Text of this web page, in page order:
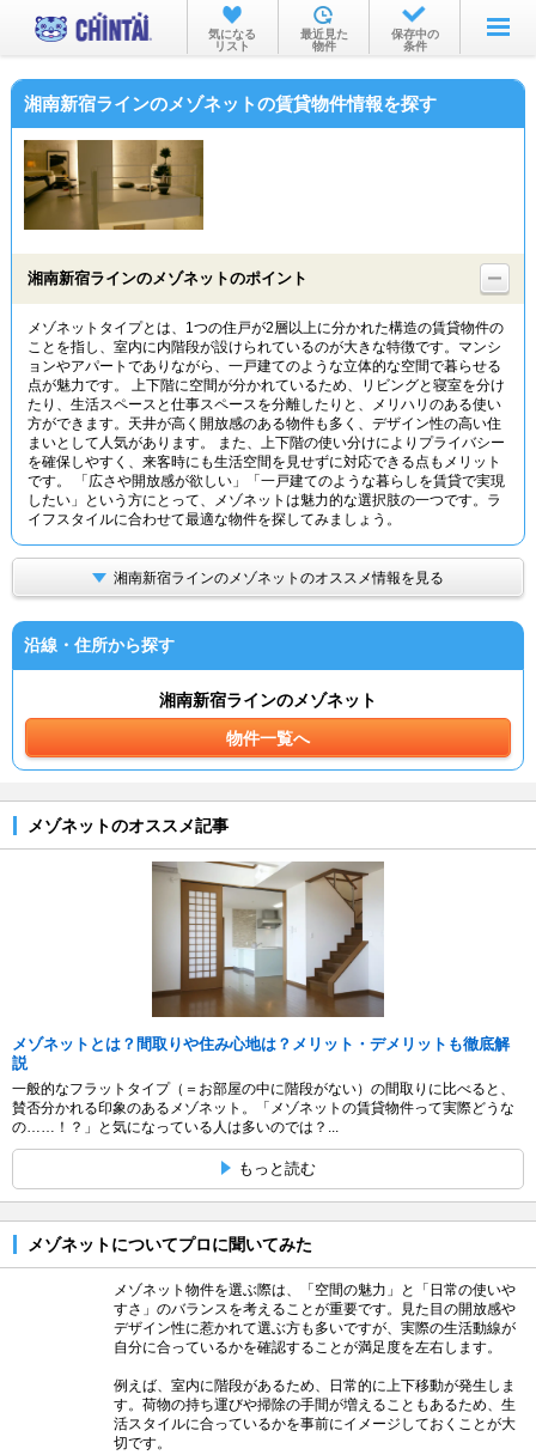
お部屋を探す
沿線・駅から
物件特集から
TOP
気になる
リスト
最近見た
物件
保存中の
条件
湘南新宿ラインのメゾネットの賃貸物件情報を探す
湘南新宿ラインのメゾネットのポイント
メゾネットタイプとは、1つの住戸が2層以上に分かれた構造の賃貸物件の
ことを指し、室内に内階段が設けられているのが大きな特徴です。マンシ
ョンやアパートでありながら、一戸建てのような立体的な空間で暮らせる
点が魅力です。 上下階に空間が分かれているため、リビングと寝室を分け
たり、生活スペースと仕事スペースを分離したりと、メリハリのある使い
方ができます。天井が高く開放感のある物件も多く、デザイン性の高い住
まいとして人気があります。 また、上下階の使い分けによりプライバシー
を確保しやすく、来客時にも生活空間を見せずに対応できる点もメリット
です。 「広さや開放感が欲しい」「一戸建てのような暮らしを賃貸で実現
したい」という方にとって、メゾネットは魅力的な選択肢の一つです。ラ
イフスタイルに合わせて最適な物件を探してみましょう。
湘南新宿ラインのメゾネットのオススメ情報を見る
沿線・住所から探す
湘南新宿ラインのメゾネット
物件一覧へ
メゾネットのオススメ記事
メゾネットとは？間取りや住み心地は？メリット・デメリットも徹底解
説
一般的なフラットタイプ（＝お部屋の中に階段がない）の間取りに比べると、
賛否分かれる印象のあるメゾネット。「メゾネットの賃貸物件って実際どうな
の……！？」と気になっている人は多いのでは？...
もっと読む
メゾネットについてプロに聞いてみた
メゾネット物件を選ぶ際は、「空間の魅力」と「日常の使いや
すさ」のバランスを考えることが重要です。見た目の開放感や
デザイン性に惹かれて選ぶ方も多いですが、実際の生活動線が
自分に合っているかを確認することが満足度を左右します。
例えば、室内に階段があるため、日常的に上下移動が発生しま
す。荷物の持ち運びや掃除の手間が増えることもあるため、生
活スタイルに合っているかを事前にイメージしておくことが大
切です。